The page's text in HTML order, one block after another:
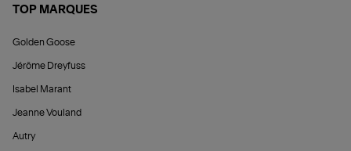
TOP MARQUES
Golden Goose
Jérôme Dreyfuss
Isabel Marant
Jeanne Vouland
Autry